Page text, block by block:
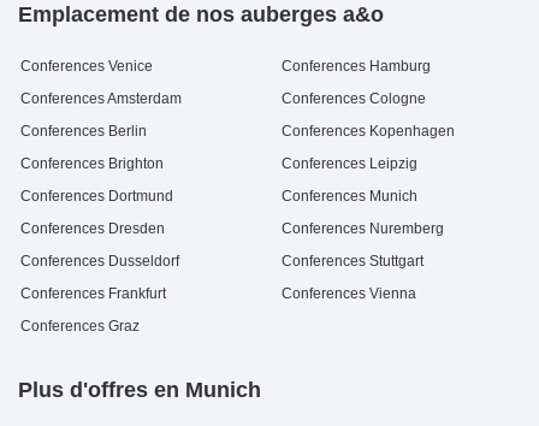
Emplacement de nos auberges a&o
Conferences Venice
Conferences Amsterdam
Conferences Berlin
Conferences Brighton
Conferences Dortmund
Conferences Dresden
Conferences Dusseldorf
Conferences Frankfurt
Conferences Graz
Conferences Hamburg
Conferences Cologne
Conferences Kopenhagen
Conferences Leipzig
Conferences Munich
Conferences Nuremberg
Conferences Stuttgart
Conferences Vienna
Plus d'offres en Munich